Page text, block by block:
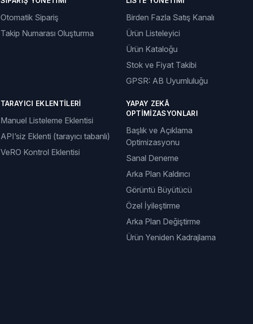
Otomatik Sipariş
Takip Numarası Oluşturma
Birden Fazla Satış Kanalı
Ürün Listeleyici
Ürün Kataloğu
Stok ve Fiyat Takibi
GPSR: AB Uyumluluğu
TARAYICI EKLENTILERI
Manuel Listeleme Eklentisi
API’siz Eklenti (tarayıcı tabanlı)
VeRO Kontrol Eklentisi
YAPAY ZEKÂ
OPTIMIZASYONLARI
Başlık ve Açıklama
Optimizasyonu
Sanal Deneme
Arka Plan Kaldırıcı
Görüntü Büyütücü
Özel İyileştirme
Arka Plan Değiştirme
Ürün Yeniden Kadrajlama